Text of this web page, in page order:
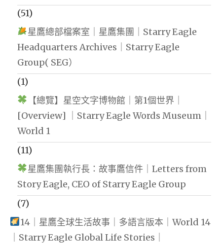
(51)
星鷹總部檔案室｜星鷹集團｜Starry Eagle
Headquarters Archives｜Starry Eagle
Group( SEG）
(1)
【總覽】星空文字博物館｜第1個世界｜
[Overview] ｜Starry Eagle Words Museum｜
World 1
(11)
星鷹集團執行長：故事鷹信件｜Letters from
Story Eagle, CEO of Starry Eagle Group
(7)
14｜星鷹全球生活故事｜多語言版本｜World 14
｜Starry Eagle Global Life Stories｜